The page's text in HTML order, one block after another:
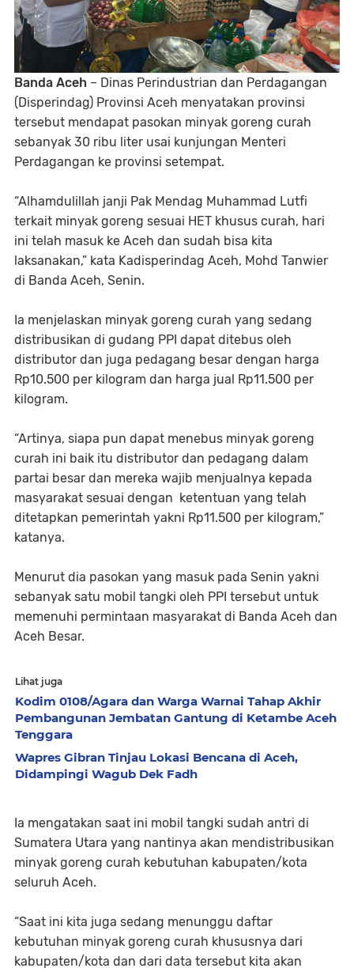
Banda Aceh – Dinas Perindustrian dan Perdagangan
(Disperindag) Provinsi Aceh menyatakan provinsi
tersebut mendapat pasokan minyak goreng curah
sebanyak 30 ribu liter usai kunjungan Menteri
Perdagangan ke provinsi setempat.
“Alhamdulillah janji Pak Mendag Muhammad Lutfi
terkait minyak goreng sesuai HET khusus curah, hari
ini telah masuk ke Aceh dan sudah bisa kita
laksanakan,” kata Kadisperindag Aceh, Mohd Tanwier
di Banda Aceh, Senin.
Ia menjelaskan minyak goreng curah yang sedang
distribusikan di gudang PPI dapat ditebus oleh
distributor dan juga pedagang besar dengan harga
Rp10.500 per kilogram dan harga jual Rp11.500 per
kilogram.
“Artinya, siapa pun dapat menebus minyak goreng
curah ini baik itu distributor dan pedagang dalam
partai besar dan mereka wajib menjualnya kepada
masyarakat sesuai dengan ketentuan yang telah
ditetapkan pemerintah yakni Rp11.500 per kilogram,”
katanya.
Menurut dia pasokan yang masuk pada Senin yakni
sebanyak satu mobil tangki oleh PPI tersebut untuk
memenuhi permintaan masyarakat di Banda Aceh dan
Aceh Besar.
Lihat juga
Kodim 0108/Agara dan Warga Warnai Tahap Akhir
Pembangunan Jembatan Gantung di Ketambe Aceh
Tenggara
Wapres Gibran Tinjau Lokasi Bencana di Aceh,
Didampingi Wagub Dek Fadh
Ia mengatakan saat ini mobil tangki sudah antri di
Sumatera Utara yang nantinya akan mendistribusikan
minyak goreng curah kebutuhan kabupaten/kota
seluruh Aceh.
“Saat ini kita juga sedang menunggu daftar
kebutuhan minyak goreng curah khususnya dari
kabupaten/kota dan dari data tersebut kita akan